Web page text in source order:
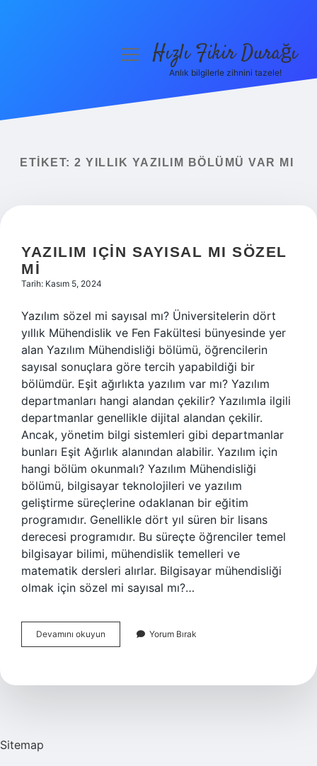
Yasal Uyarı
menüyüHızlı Fikir Durağı
Anlık bilgilerle zihnini tazele!
ETIKET: 2 YILLIK YAZILIM BÖLÜMÜ VAR MI
YAZILIM IÇIN SAYISAL MI SÖZEL
MI
Tarih: Kasım 5, 2024
Yazılım sözel mi sayısal mı? Üniversitelerin dört
yıllık Mühendislik ve Fen Fakültesi bünyesinde yer
alan Yazılım Mühendisliği bölümü, öğrencilerin
sayısal sonuçlara göre tercih yapabildiği bir
bölümdür. Eşit ağırlıkta yazılım var mı? Yazılım
departmanları hangi alandan çekilir? Yazılımla ilgili
departmanlar genellikle dijital alandan çekilir.
Ancak, yönetim bilgi sistemleri gibi departmanlar
bunları Eşit Ağırlık alanından alabilir. Yazılım için
hangi bölüm okunmalı? Yazılım Mühendisliği
bölümü, bilgisayar teknolojileri ve yazılım
geliştirme süreçlerine odaklanan bir eğitim
programıdır. Genellikle dört yıl süren bir lisans
derecesi programıdır. Bu süreçte öğrenciler temel
bilgisayar bilimi, mühendislik temelleri ve
matematik dersleri alırlar. Bilgisayar mühendisliği
olmak için sözel mi sayısal mı?…
Devamını okuyun
Için
Sözel
Yorum Bırak
Sitemap